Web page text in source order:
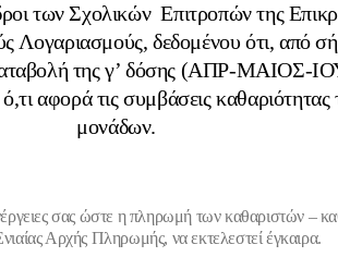
των Σχολικών Επιτροπών της
Λογαριασμούς, δεδομένου ότι, από
της γ’ δόσης (ΑΠΡ-ΜΑΙΟΣ-
αφορά τις συμβάσεις
μονάδων.
σας ώστε η πληρωμή των καθαριστών –
Αρχής Πληρωμής, να εκτελεστεί έγκαιρα.